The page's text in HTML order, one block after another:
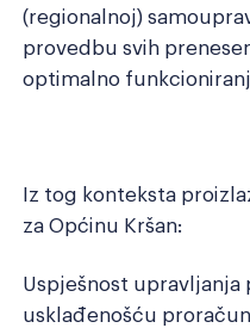
(regionalnoj)
provedbu svih
optimalno
Iz tog konteksta
za Općinu Kršan:
Uspješnost
usklađenošću